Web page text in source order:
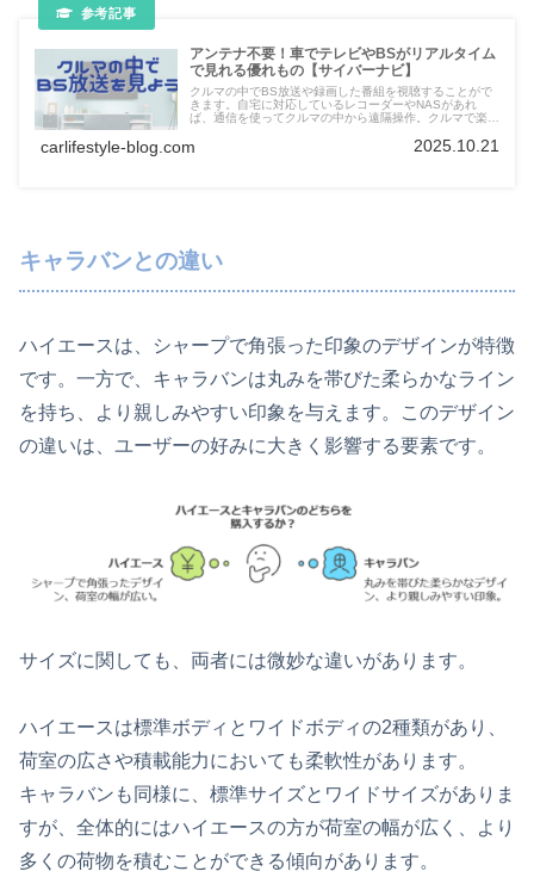
アンテナ不要！車でテレビやBSがリアルタイム
で見れる優れもの【サイバーナビ】
クルマの中でBS放送や録画した番組を視聴することがで
きます。自宅に対応しているレコーダーやNASがあれ
ば、通信を使ってクルマの中から遠隔操作。クルマで楽し
間違いなし。
carlifestyle-blog.com 2025.10.21
キャラバンとの違い
ハイエースは、シャープで角張った印象のデザインが特徴
です。一方で、キャラバンは丸みを帯びた柔らかなライン
を持ち、より親しみやすい印象を与えます。このデザイン
の違いは、ユーザーの好みに大きく影響する要素です。
サイズに関しても、両者には微妙な違いがあります。
ハイエースは標準ボディとワイドボディの2種類があり、
荷室の広さや積載能力においても柔軟性があります。
キャラバンも同様に、標準サイズとワイドサイズがありま
すが、全体的にはハイエースの方が荷室の幅が広く、より
多くの荷物を積むことができる傾向があります。